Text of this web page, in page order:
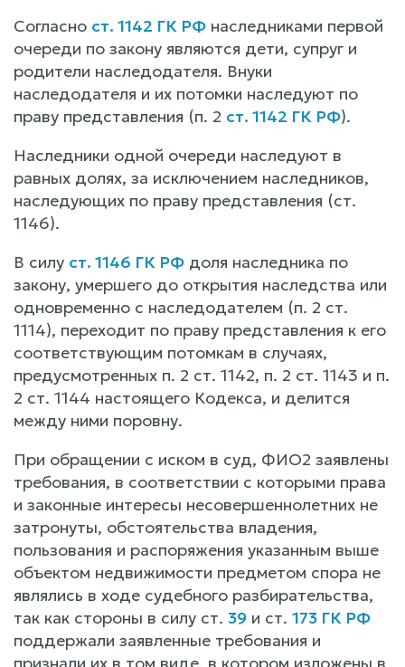
Согласно ст. 1142 ГК РФ наследниками первой
очереди по закону являются дети, супруг и
родители наследодателя. Внуки
наследодателя и их потомки наследуют по
праву представления (п. 2 ст. 1142 ГК РФ).
Наследники одной очереди наследуют в
равных долях, за исключением наследников,
наследующих по праву представления (ст.
1146).
В силу ст. 1146 ГК РФ доля наследника по
закону, умершего до открытия наследства или
одновременно с наследодателем (п. 2 ст.
1114), переходит по праву представления к его
соответствующим потомкам в случаях,
предусмотренных п. 2 ст. 1142, п. 2 ст. 1143 и п.
2 ст. 1144 настоящего Кодекса, и делится
между ними поровну.
При обращении с иском в суд, ФИО2 заявлены
требования, в соответствии с которыми права
и законные интересы несовершеннолетних не
затронуты, обстоятельства владения,
пользования и распоряжения указанным выше
объектом недвижимости предметом спора не
являлись в ходе судебного разбирательства,
так как стороны в силу ст. 39 и ст. 173 ГК РФ
поддержали заявленные требования и
признали их в том виде, в котором изложены в